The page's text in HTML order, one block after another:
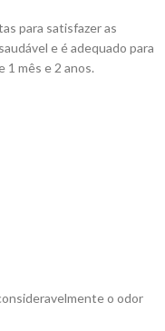
para satisfazer as
e é adequado para
1 mês e 2 anos.
o odor